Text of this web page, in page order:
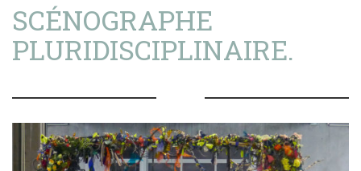
SCÉNOGRAPHE
PLURIDISCIPLINAIRE.